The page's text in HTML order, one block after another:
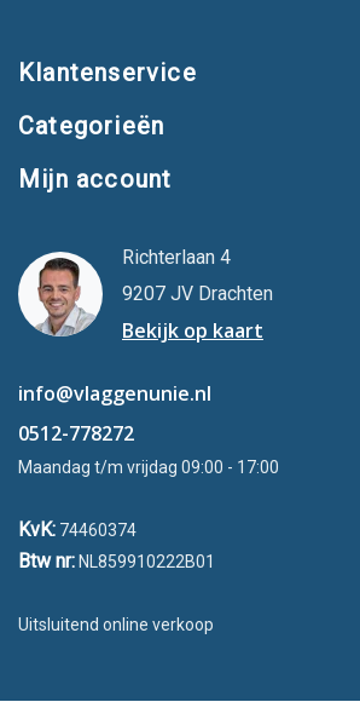
Klantenservice
Categorieën
Mijn account
Richterlaan 4
9207 JV Drachten
Bekijk op kaart
info@vlaggenunie.nl
0512-778272
Maandag t/m vrijdag 09:00 - 17:00
KvK: 74460374
Btw nr:NL859910222B01
Uitsluitend online verkoop